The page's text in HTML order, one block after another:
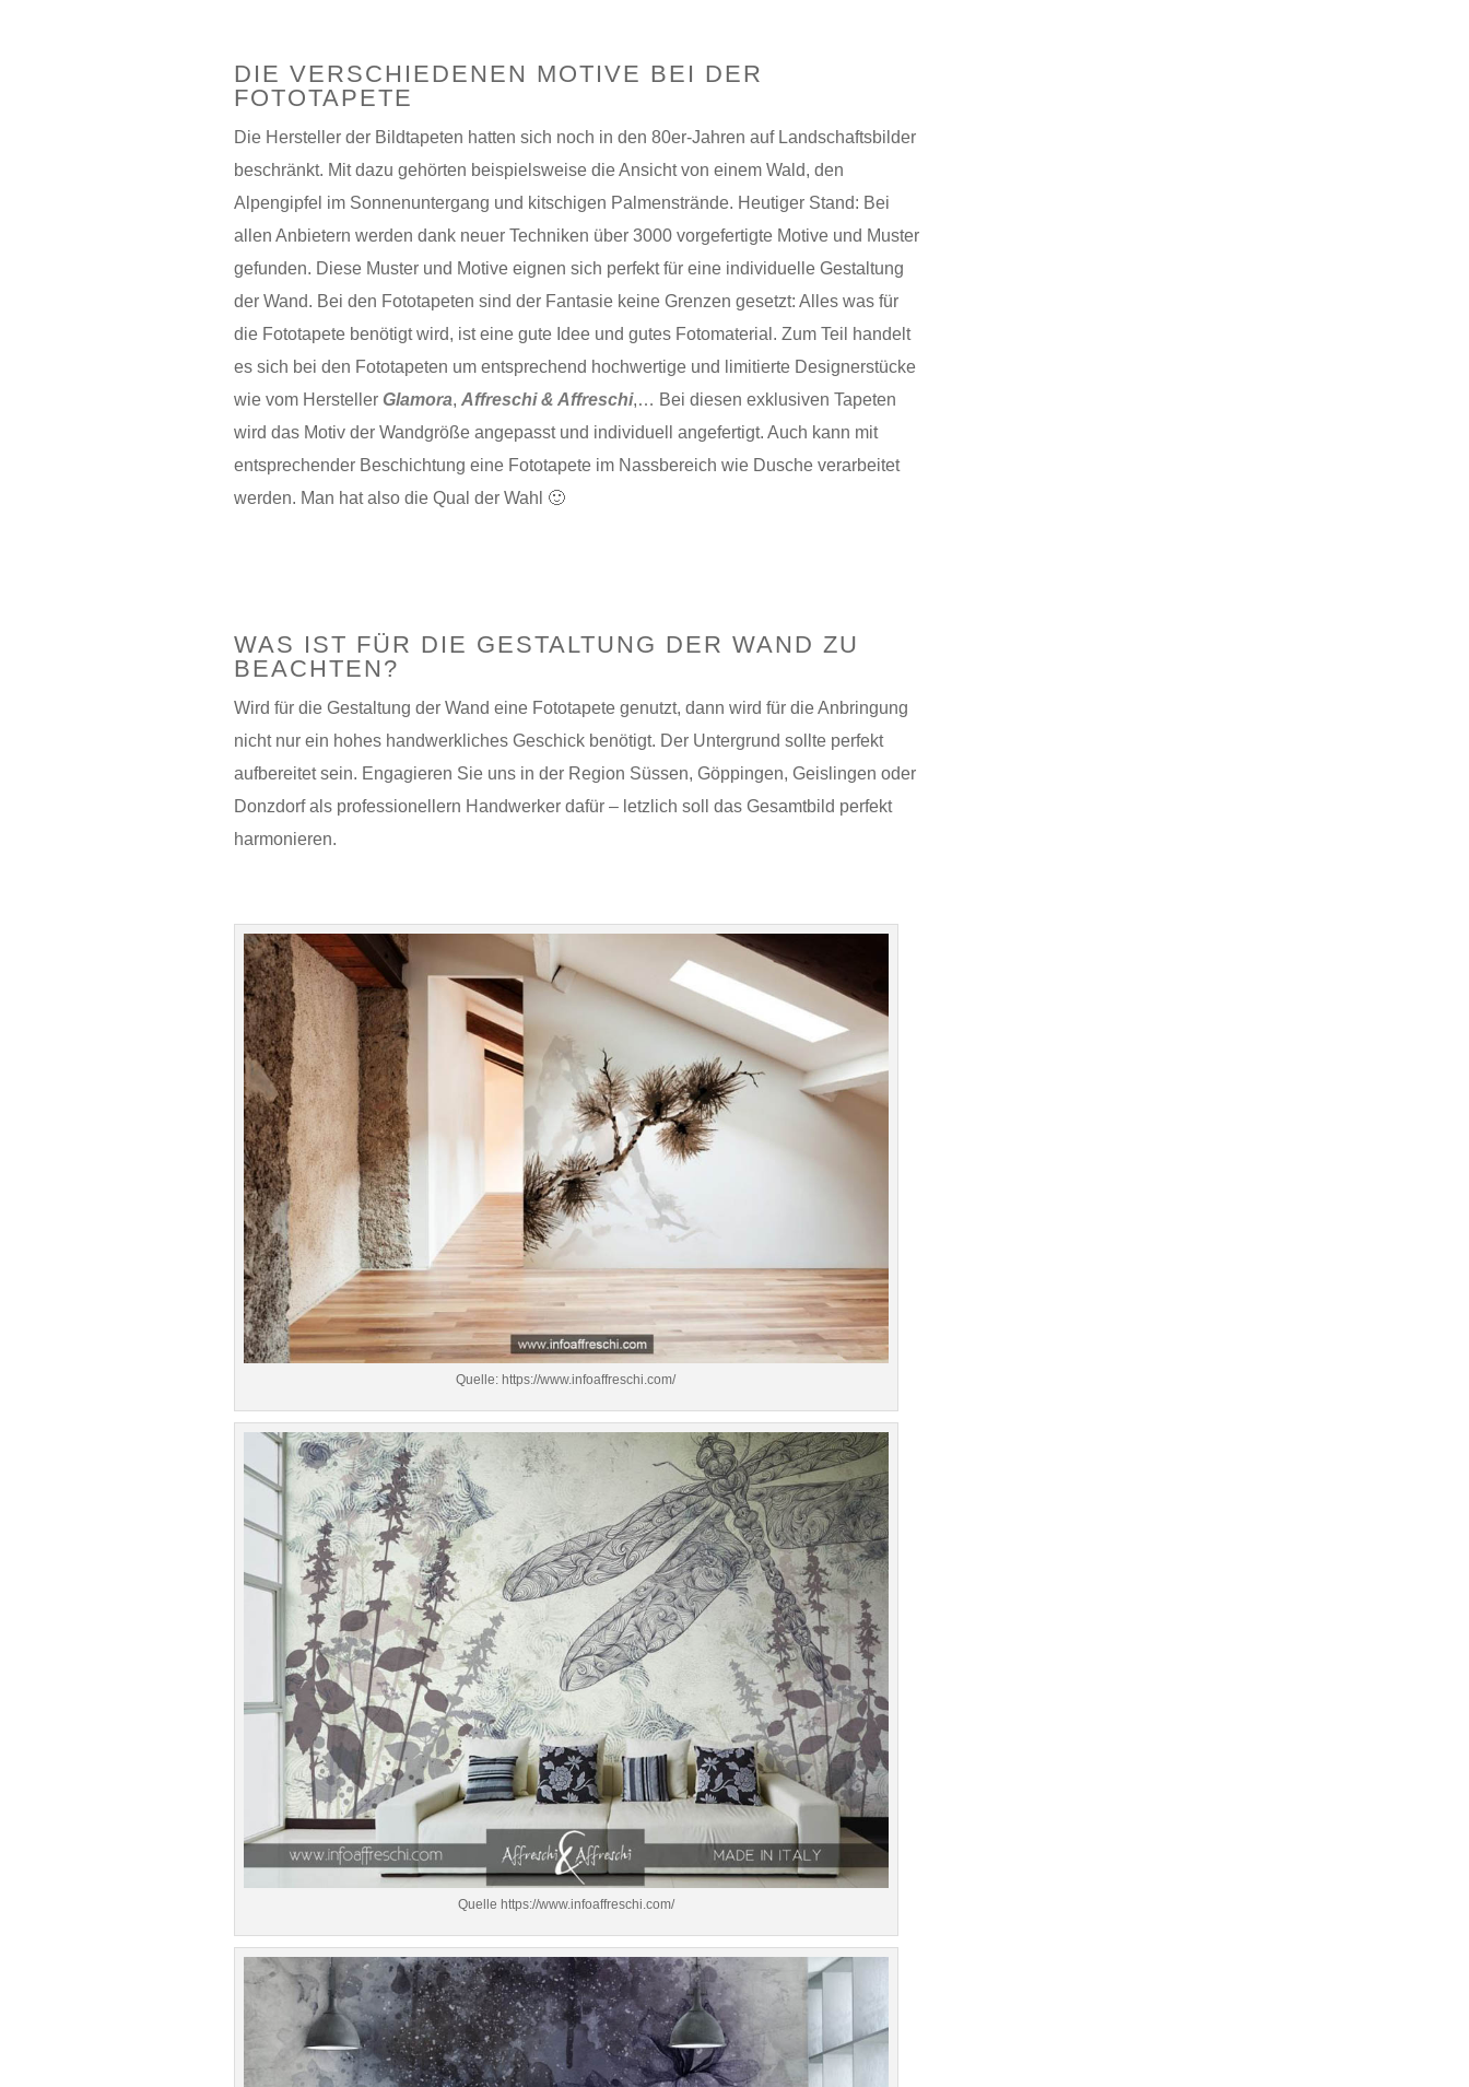
DIE VERSCHIEDENEN MOTIVE BEI DER
FOTOTAPETE
Die Hersteller der Bildtapeten hatten sich noch in den 80er-Jahren auf Landschaftsbilder
beschränkt. Mit dazu gehörten beispielsweise die Ansicht von einem Wald, den
Alpengipfel im Sonnenuntergang und kitschigen Palmenstrände. Heutiger Stand: Bei
allen Anbietern werden dank neuer Techniken über 3000 vorgefertigte Motive und Muster
gefunden. Diese Muster und Motive eignen sich perfekt für eine individuelle Gestaltung
der Wand. Bei den Fototapeten sind der Fantasie keine Grenzen gesetzt: Alles was für
die Fototapete benötigt wird, ist eine gute Idee und gutes Fotomaterial. Zum Teil handelt
es sich bei den Fototapeten um entsprechend hochwertige und limitierte Designerstücke
wie vom Hersteller Glamora, Affreschi & Affreschi,… Bei diesen exklusiven Tapeten
wird das Motiv der Wandgröße angepasst und individuell angefertigt. Auch kann mit
entsprechender Beschichtung eine Fototapete im Nassbereich wie Dusche verarbeitet
werden. Man hat also die Qual der Wahl 🙂
WAS IST FÜR DIE GESTALTUNG DER WAND ZU
BEACHTEN?
Wird für die Gestaltung der Wand eine Fototapete genutzt, dann wird für die Anbringung
nicht nur ein hohes handwerkliches Geschick benötigt. Der Untergrund sollte perfekt
aufbereitet sein. Engagieren Sie uns in der Region Süssen, Göppingen, Geislingen oder
Donzdorf als professionellern Handwerker dafür – letzlich soll das Gesamtbild perfekt
harmonieren.
Quelle: https://www.infoaffreschi.com/
Quelle https://www.infoaffreschi.com/